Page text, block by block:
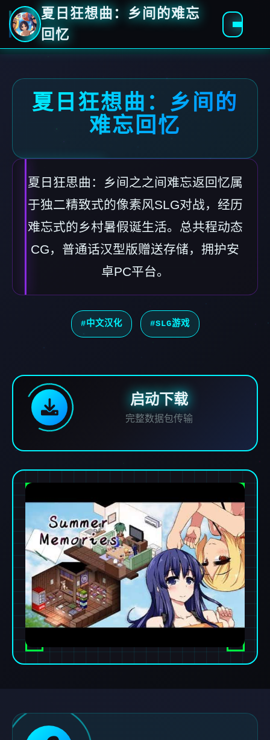
夏日狂想曲：乡间的难忘
回忆
夏日狂想曲：乡间的
难忘回忆
夏日狂思曲：乡间之之间难忘返回忆属
于独二精致式的像素风SLG对战，经历
难忘式的乡村暑假诞生活。总共程动态
CG，普通话汉型版赠送存储，拥护安
卓PC平台。
#中文汉化 #SLG游戏
启动下载
完整数据包传输